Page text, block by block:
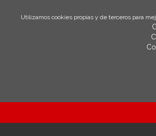
Utilizamos cookies propias y de terceros para